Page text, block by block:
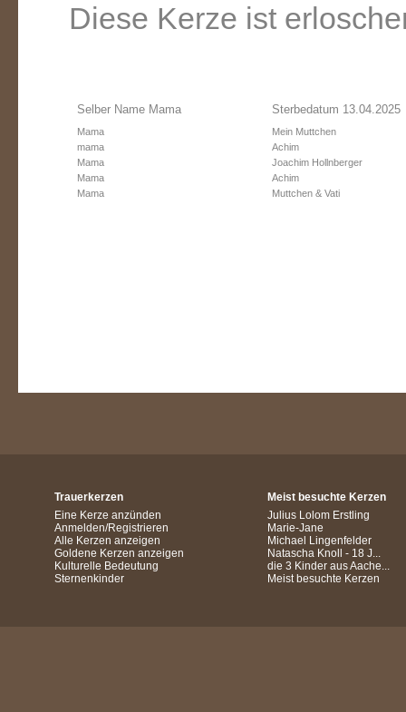
Diese Kerze ist
Selber Name Mama
Mama
mama
Mama
Mama
Mama
Sterbedatum 13.04.2025
Mein Muttchen
Achim
Joachim Hollnberger
Achim
Muttchen & Vati
Trauerkerzen
Eine Kerze anzünden
Anmelden/Registrieren
Alle Kerzen anzeigen
Goldene Kerzen anzeigen
Kulturelle Bedeutung
Sternenkinder
Meist besuchte Kerzen
Julius Lolom Erstling
Marie-Jane
Michael Lingenfelder
Natascha Knoll - 18 J...
die 3 Kinder aus Aache...
Meist besuchte Kerzen